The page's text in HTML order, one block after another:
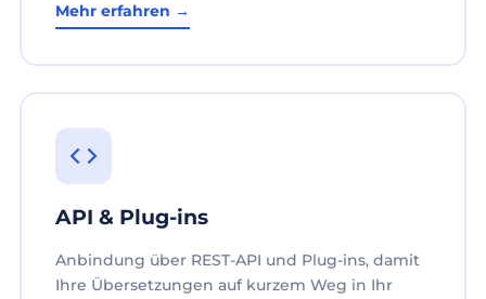
Mehr erfahren →
API & Plug-ins
Anbindung über REST-API und Plug-ins, damit
Ihre Übersetzungen auf kurzem Weg in Ihr